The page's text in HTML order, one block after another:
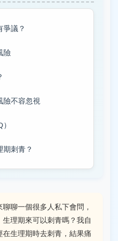
議？
險
險不容忽視
刺青？
聊一個很多人私下會問，
理期來可以刺青嗎？我自
生理期時去刺青，結果痛